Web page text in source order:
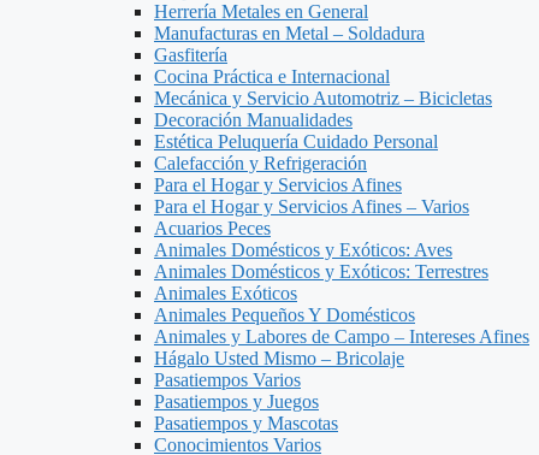
Herrería Metales en General
Manufacturas en Metal – Soldadura
Gasfitería
Cocina Práctica e Internacional
Mecánica y Servicio Automotriz – Bicicletas
Decoración Manualidades
Estética Peluquería Cuidado Personal
Calefacción y Refrigeración
Para el Hogar y Servicios Afines
Para el Hogar y Servicios Afines – Varios
Acuarios Peces
Animales Domésticos y Exóticos: Aves
Animales Domésticos y Exóticos: Terrestres
Animales Exóticos
Animales Pequeños Y Domésticos
Animales y Labores de Campo – Intereses Afines
Hágalo Usted Mismo – Bricolaje
Pasatiempos Varios
Pasatiempos y Juegos
Pasatiempos y Mascotas
Conocimientos Varios